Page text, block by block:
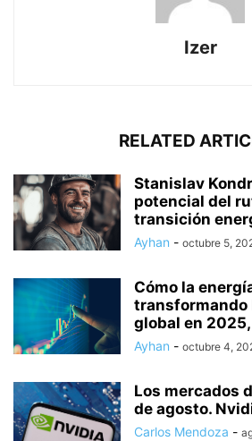
Izer
RELATED
Stanislav
potencial del
transición
Ayhan - octubre 5,
Cómo la
transformando
global en
Ayhan - octubre 4,
Los mercados
de agosto.
Carlos Mendoza -